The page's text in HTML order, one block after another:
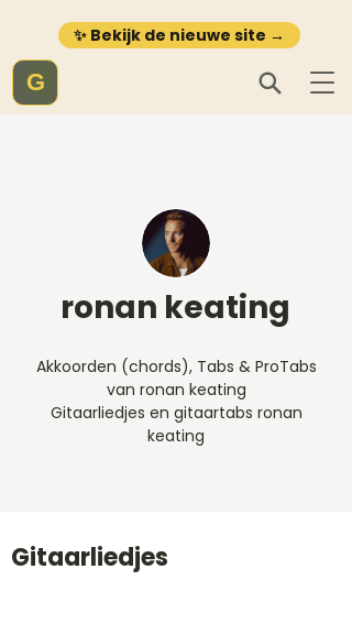
✨ Bekijk de nieuwe site →
G
ronan keating
Akkoorden (chords), Tabs & ProTabs
van ronan keating
Gitaarliedjes en gitaartabs ronan
keating
Gitaarliedjes